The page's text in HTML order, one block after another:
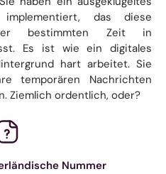
das diese
bestimmten Zeit in
Es ist wie ein digitales
hart arbeitet. Sie
temporären Nachrichten
Ziemlich ordentlich, oder?
Nummer